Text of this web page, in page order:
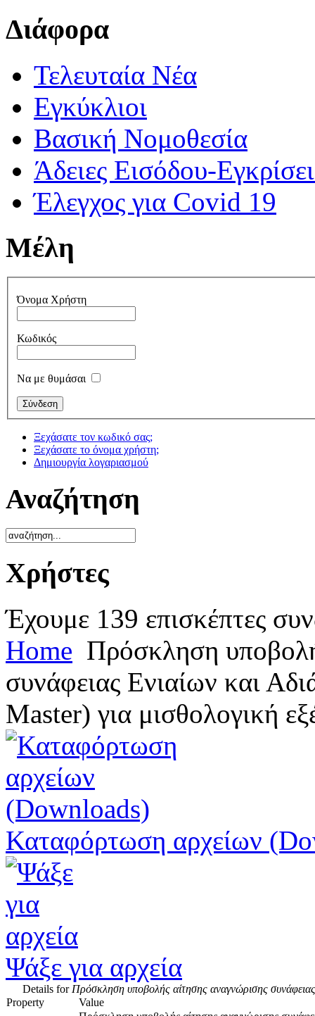
Διάφορα
Τελευταία Νέα
Εγκύκλιοι
Βασική Νομοθεσία
Άδειες Εισόδου-
Έλεγχος για Covid 19
Μέλη
Όνομα Χρήστη
Κωδικός
Να με θυμάσαι
Ξεχάσατε τον κωδικό σας;
Ξεχάσατε το όνομα χρήστη;
Δημιουργία λογαριασμού
Αναζήτηση
Χρήστες
Έχουμε 139 επισκέπτες
Home Πρόσκληση
συνάφειας Ενιαίων και
Master) για μισθολογική
Καταφόρτωση αρχείων
Ψάξε για αρχεία
Details forΠρόσκληση υποβολής αίτησης αναγνώρισης
Property
Value